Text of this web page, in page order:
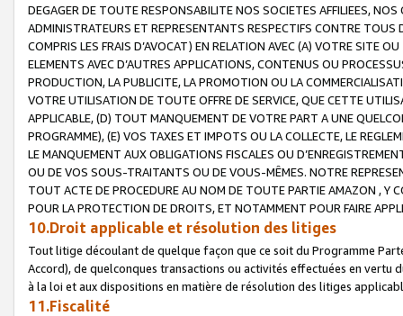
DEGAGER DE TOUTE RESPONSABILITE NOS SOCIETES AFFILIEES,
ADMINISTRATEURS ET REPRESENTANTS RESPECTIFS CONTRE
COMPRIS LES FRAIS D’AVOCAT) EN RELATION AVEC (A) VOTRE SITE
ELEMENTS AVEC D’AUTRES APPLICATIONS, CONTENUS OU
PRODUCTION, LA PUBLICITE, LA PROMOTION OU LA
VOTRE UTILISATION DE TOUTE OFFRE DE SERVICE, QUE CETTE
APPLICABLE, (D) TOUT MANQUEMENT DE VOTRE PART A UNE
PROGRAMME), (E) VOS TAXES ET IMPOTS OU LA COLLECTE, LE
LE MANQUEMENT AUX OBLIGATIONS FISCALES OU
OU DE VOS SOUS-TRAITANTS OU DE VOUS-MÊMES. NOTRE
TOUT ACTE DE PROCEDURE AU NOM DE TOUTE PARTIE AMAZON , Y
POUR LA PROTECTION DE DROITS, ET NOTAMMENT POUR FAIRE
10.Droit applicable et résolution des litiges
Tout litige découlant de quelque façon que ce soit du Programme
Accord), de quelconques transactions ou activités effectuées en vertu
à la loi et aux dispositions en matière de résolution des litiges
11.Fiscalité